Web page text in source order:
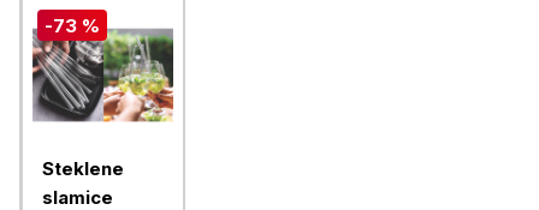
-73 %
Steklene
slamice